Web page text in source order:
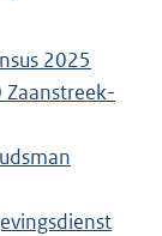
2025
Zaanstreek-